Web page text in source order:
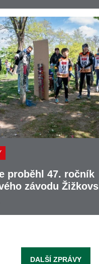
proběhl 47. ročník
závodu
DALŠÍ ZPRÁVY